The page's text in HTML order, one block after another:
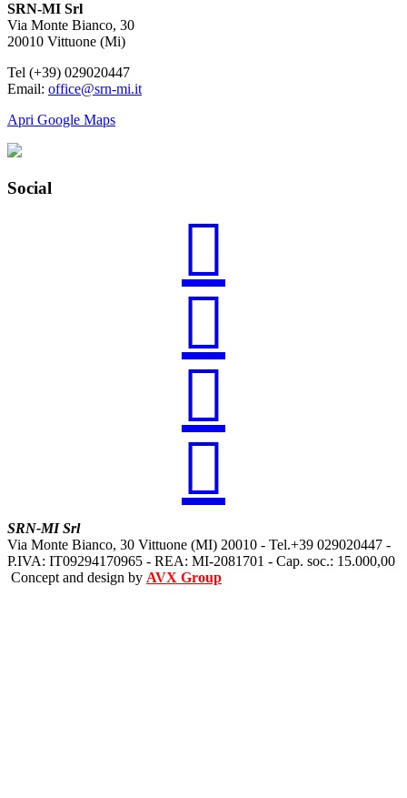
SRN-MI Srl
Via Monte Bianco, 30
20010 Vittuone (Mi)
Tel (+39) 029020447
Email: office@srn-mi.it
Apri Google Maps
Social




SRN-MI Srl
Via Monte Bianco, 30 Vittuone (MI) 20010 - Tel.+39 029020447 -
P.IVA: IT09294170965 - REA: MI-2081701 - Cap. soc.: 15.000,00
Concept and design by AVX Group